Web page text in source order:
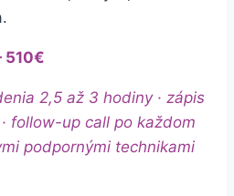
510€
2,5 až 3 hodiny · zápis
· follow-up call po každom
podpornými technikami